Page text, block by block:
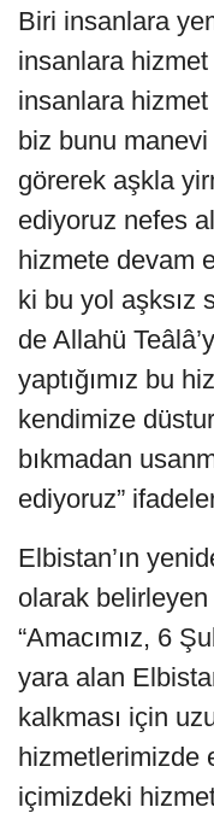
Biri insanlara
insanlara
insanlara
biz bunu manevi
görerek aşkla
ediyoruz nefes
hizmete devam
ki bu yol aşksız
de Allahü
yaptığımız bu
kendimize
bıkmadan
ediyoruz”
Elbistan’ın
olarak belirleyen
“Amacımız, 6
yara alan
kalkması için
hizmetlerimizde
içimizdeki